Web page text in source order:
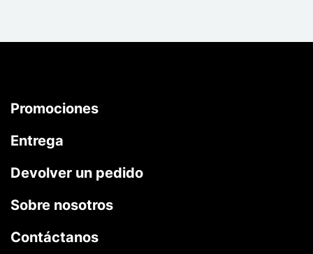
Promociones
Entrega
Devolver un pedido
Sobre nosotros
Contáctanos